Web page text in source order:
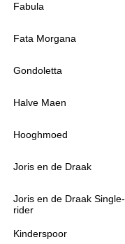
Fabula
Fata Morgana
Gondoletta
Halve Maen
Hooghmoed
Joris en de Draak
Joris en de Draak Single-
rider
Kinderspoor